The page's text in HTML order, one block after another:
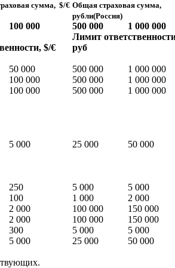
сумма, $/€ Общая страховая сумма,
рубли(Россия)
100 000 500 000
1 000 000
$/€
Лимит
руб
50 000 500 000
1 000 000
100 000 500 000
1 000 000
100 000 500 000
1 000 000
5 000 25 000 50 000
250 5 000
5 000
100 1 000
2 000
2 000 100 000
150 000
2 000 100 000
150 000
300 5 000
5 000
5 000 25 000
50 000